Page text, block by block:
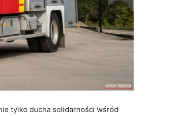
tylko ducha solidarności wśród